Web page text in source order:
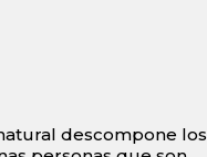
descompone los